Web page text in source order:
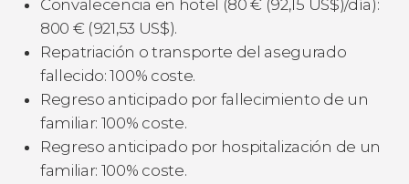
Convalecencia en hotel (80€ (92,15 US$)/día):
800 € (921,53 US$).
Repatriación o transporte del asegurado
fallecido: 100% coste.
Regreso anticipado por fallecimiento de un
familiar: 100% coste.
Regreso anticipado por hospitalización de un
familiar: 100% coste.